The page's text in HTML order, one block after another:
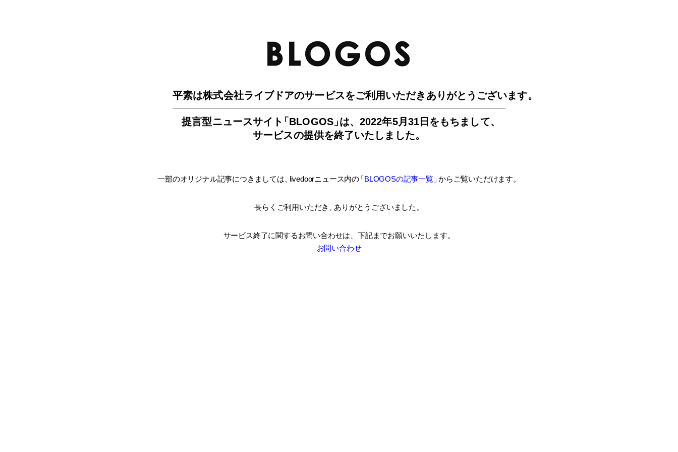
平素は株式会社ライブドアのサービスをご利用いただきありがとうございます。
提言型ニュースサイ ト「BLOGOS」は、2022年5月31日をもちまして、
サービスの提供を終了いたしました。
一部のオリジナル記事につきましては livedoorニュース内の「BLOGOSの記事一覧」 からご覧いただけます。
長らくご利用いただき ありがとうございました。
サービス終了に関するお問い合わせは、 下記までお願いいたします。
お問い合わせ